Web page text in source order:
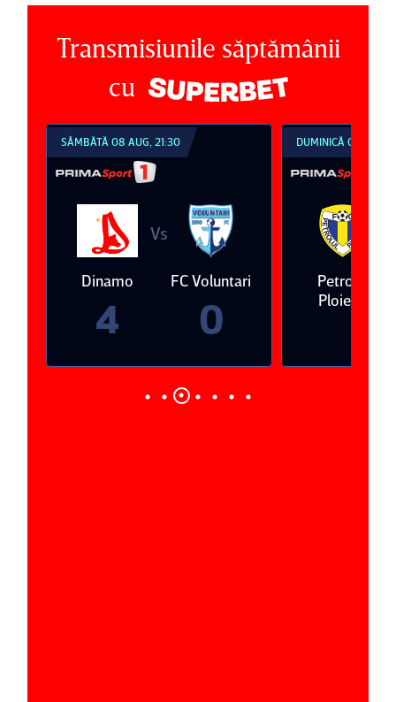
Transmisiunile săptămânii
cu
SÂMBĂTĂ 08 AUG, 21:30
Dinamo
4
Vs
FC Voluntari
0
DUMINICĂ 09 AUG,
Petrolul
Ploieşti